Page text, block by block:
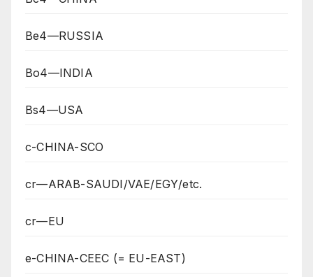
Be4—RUSSIA
Bo4—INDIA
Bs4—USA
c-CHINA-SCO
cr—ARAB-SAUDI/VAE/EGY/etc.
cr—EU
e-CHINA-CEEC (= EU-EAST)